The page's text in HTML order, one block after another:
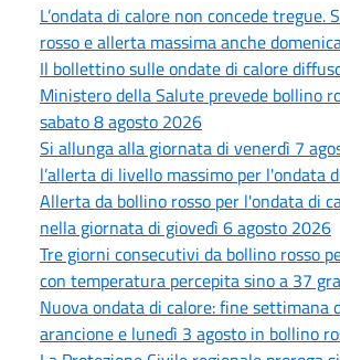
L’ondata di calore non concede tregue.
rosso e allerta massima anche
Il bollettino sulle ondate di calore
Ministero della Salute prevede bollino
sabato 8 agosto 2026
Si allunga alla giornata di venerdì 7
l’allerta di livello massimo per l'ondata
Allerta da bollino rosso per l'ondata di
nella giornata di giovedì 6 agosto 2026
Tre giorni consecutivi da bollino rosso
con temperatura percepita sino a 37
Nuova ondata di calore: fine settimana
arancione e lunedì 3 agosto in bollino